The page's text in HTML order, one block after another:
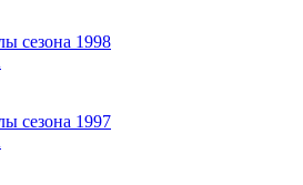
сезона 1998
сезона 1997